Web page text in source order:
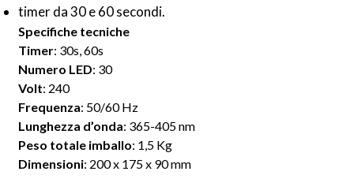
timer da 30 e 60 secondi.
Specifiche tecniche
Timer: 30s, 60s
Numero LED: 30
Volt: 240
Frequenza: 50/60 Hz
Lunghezza d’onda: 365-405 nm
Peso totale imballo: 1,5 Kg
Dimensioni: 200 x 175 x 90 mm